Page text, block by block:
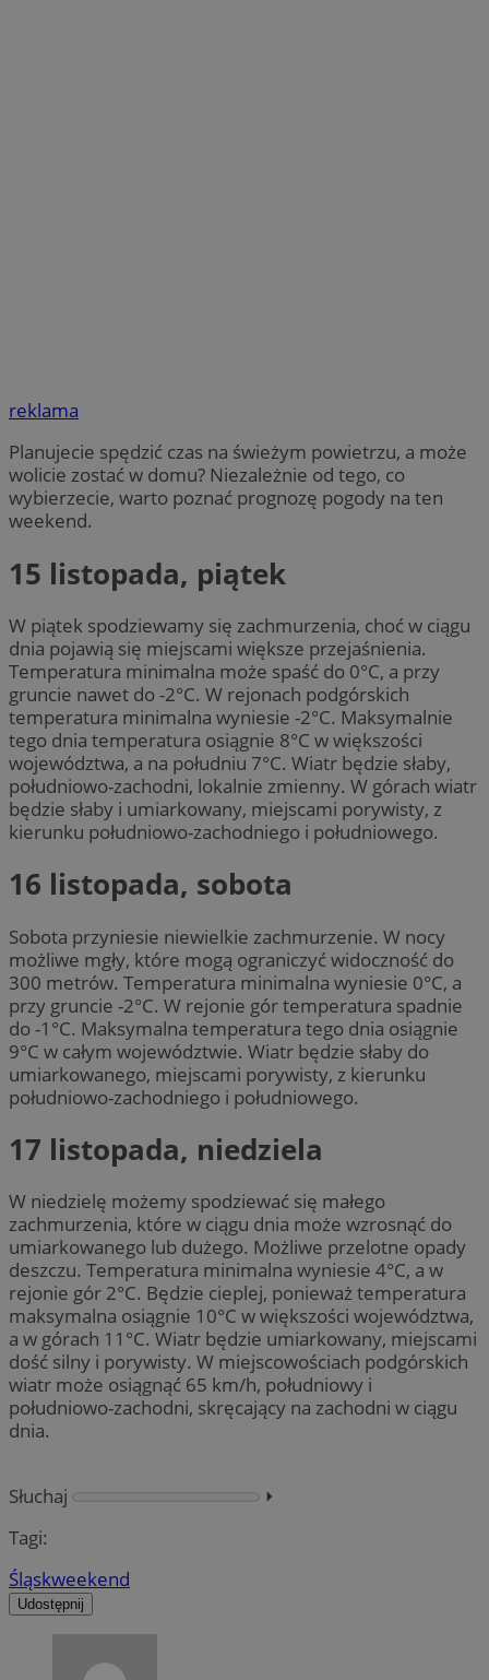
reklama
Planujecie spędzić czas na świeżym powietrzu, a może
wolicie zostać w domu? Niezależnie od tego, co
wybierzecie, warto poznać prognozę pogody na ten
weekend.
15 listopada, piątek
W piątek spodziewamy się zachmurzenia, choć w ciągu
dnia pojawią się miejscami większe przejaśnienia.
Temperatura minimalna może spaść do 0°C, a przy
gruncie nawet do -2°C. W rejonach podgórskich
temperatura minimalna wyniesie -2°C. Maksymalnie
tego dnia temperatura osiągnie 8°C w większości
województwa, a na południu 7°C. Wiatr będzie słaby,
południowo-zachodni, lokalnie zmienny. W górach wiatr
będzie słaby i umiarkowany, miejscami porywisty, z
kierunku południowo-zachodniego i południowego.
16 listopada, sobota
Sobota przyniesie niewielkie zachmurzenie. W nocy
możliwe mgły, które mogą ograniczyć widoczność do
300 metrów. Temperatura minimalna wyniesie 0°C, a
przy gruncie -2°C. W rejonie gór temperatura spadnie
do -1°C. Maksymalna temperatura tego dnia osiągnie
9°C w całym województwie. Wiatr będzie słaby do
umiarkowanego, miejscami porywisty, z kierunku
południowo-zachodniego i południowego.
17 listopada, niedziela
W niedzielę możemy spodziewać się małego
zachmurzenia, które w ciągu dnia może wzrosnąć do
umiarkowanego lub dużego. Możliwe przelotne opady
deszczu. Temperatura minimalna wyniesie 4°C, a w
rejonie gór 2°C. Będzie cieplej, ponieważ temperatura
maksymalna osiągnie 10°C w większości województwa,
a w górach 11°C. Wiatr będzie umiarkowany, miejscami
dość silny i porywisty. W miejscowościach podgórskich
wiatr może osiągnąć 65 km/h, południowy i
południowo-zachodni, skręcający na zachodni w ciągu
dnia.
Słuchaj
⏵︎
Tagi:
Śląskweekend
Udostępnij